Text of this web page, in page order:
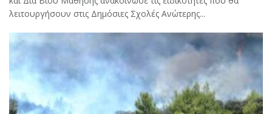
λειτουργήσουν στις Δημόσιες Σχολές Ανώτερης...